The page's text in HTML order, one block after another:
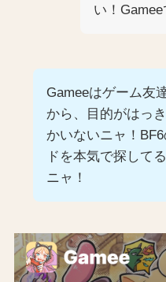
い！
Gameeはゲーム友
から、目的がはっ
かいないニャ！
ドを本気で探して
ニャ！